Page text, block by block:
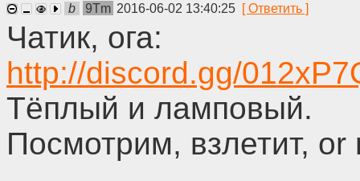
b 9Tm 2016-06-02 13:40:25
Чатик, ога:
http://discord.gg/
Тёплый и ламповый.
Посмотрим, взлетит, or